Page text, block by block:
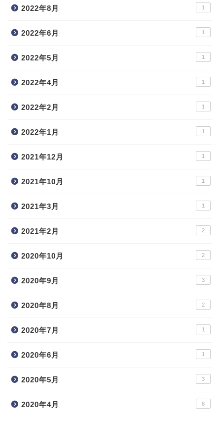
2022年8月 1
2022年6月 1
2022年5月 1
2022年4月 1
2022年2月 1
2022年1月 1
2021年12月 1
2021年10月 1
2021年3月 1
2021年2月 2
2020年10月 2
2020年9月 3
2020年8月 2
2020年7月 1
2020年6月 1
2020年5月 3
2020年4月 8